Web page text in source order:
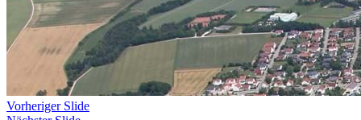
Vorheriger Slide